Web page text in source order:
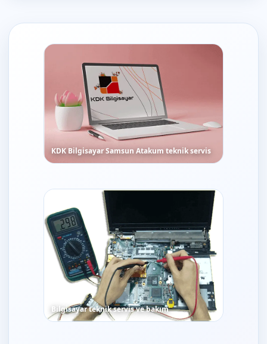
KDK Bilgisayar Samsun Atakum teknik servis
Bilgisayar teknik servis ve bakım